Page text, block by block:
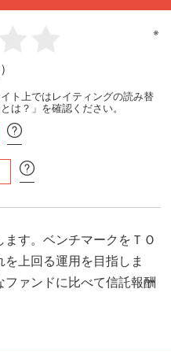
）
※
ト上ではレイティングの読み替
は？」を確認ください。
す。ベンチマークをＴＯ
上回る運用を目指しま
ァンドに比べて信託報酬